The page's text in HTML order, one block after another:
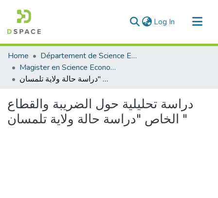
Log In (current)
Communities & Collections
All of DSpace
Statistics
Home
Département de Science Economique
Magister en Science Economique
دراسة تحليلية حول الضريبة والقطاع الخاص "دراسة حالة ولاية تلمسان "
دراسة تحليلية حول الضريبة والقطاع
الخاص "دراسة حالة ولاية تلمسان "